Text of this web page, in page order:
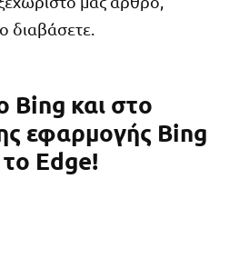
διαβάσετε.
Bing και στο
εφαρμογής Bing
Edge!